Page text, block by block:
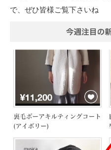
で、ぜひ皆様ご覧下さいね